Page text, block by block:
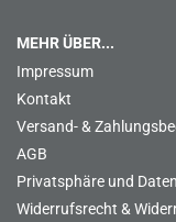
MEHR ÜBER...
Impressum
Kontakt
Versand- &
AGB
Privatsphäre und
Widerrufsrecht &